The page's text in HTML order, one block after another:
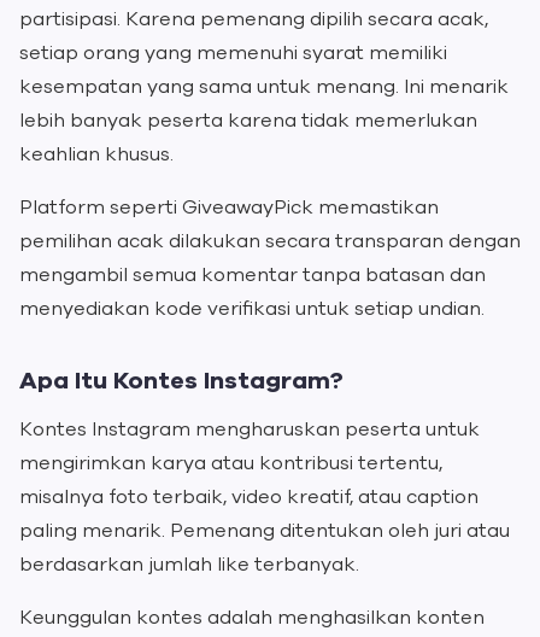
partisipasi. Karena pemenang dipilih secara acak,
setiap orang yang memenuhi syarat memiliki
kesempatan yang sama untuk menang. Ini menarik
lebih banyak peserta karena tidak memerlukan
keahlian khusus.
Platform seperti GiveawayPick memastikan
pemilihan acak dilakukan secara transparan dengan
mengambil semua komentar tanpa batasan dan
menyediakan kode verifikasi untuk setiap undian.
Apa Itu Kontes Instagram?
Kontes Instagram mengharuskan peserta untuk
mengirimkan karya atau kontribusi tertentu,
misalnya foto terbaik, video kreatif, atau caption
paling menarik. Pemenang ditentukan oleh juri atau
berdasarkan jumlah like terbanyak.
Keunggulan kontes adalah menghasilkan konten